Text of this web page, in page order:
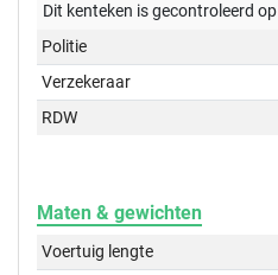
Dit kenteken is gecontroleerd op
Politie
Verzekeraar
RDW
Maten & gewichten
Voertuig lengte